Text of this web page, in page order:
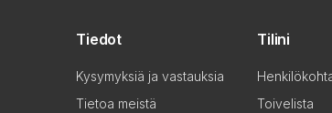
Tiedot
Kysymyksiä ja vastauksia
Tietoa meistä
Tilini
Toivelista